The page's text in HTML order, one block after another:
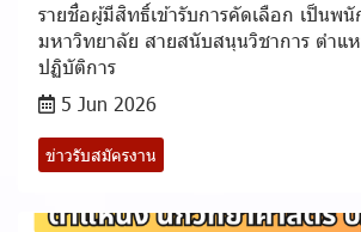
รายชื่อผู้มีสิทธิ์เข้ารับการคัดเลือก เป็นพนั
มหาวิทยาลัย สายสนับสนุนวิชาการ ตำแ
ปฏิบัติการ
5 Jun 2026
ข่าวรับสมัครงาน